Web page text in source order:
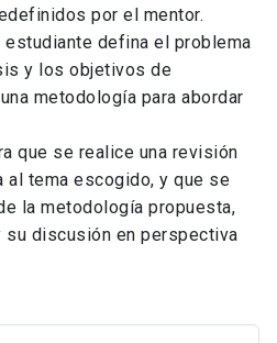
por el mentor.
estudiante defina el problema
y los objetivos de
metodología para abordar
que se realice una revisión
al tema escogido, y que se
la metodología propuesta,
discusión en perspectiva